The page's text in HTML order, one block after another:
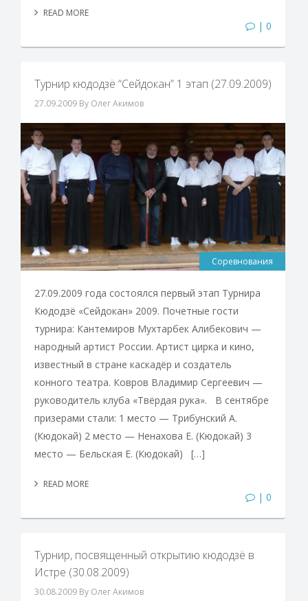
READ MORE
| 0
Турнир кюдодзё “Сейдокан” 1 этап (27.09.2009)
27.09.2009 By Олег Акимов
Соревнования
27.09.2009 года состоялся первый этап Турнира
Кюдодзё «Сейдокан» 2009. Почетные гости
турнира: Кантемиров Мухтарбек Алибекович —
народный артист России. Артист цирка и кино,
известный в стране каскадёр и создатель
конного театра. Ковров Владимир Сергеевич —
руководитель клуба «Твёрдая рука». В сентябре
призерами стали: 1 место — Трибунский А.
(Кюдокай) 2 место — Ненахова Е. (Кюдокай) 3
место — Бельская Е. (Кюдокай) […]
READ MORE
| 0
Турнир, посвященный открытию кюдодзё в
Истре (30.08.2009)
30.08.2009 By Олег Акимов